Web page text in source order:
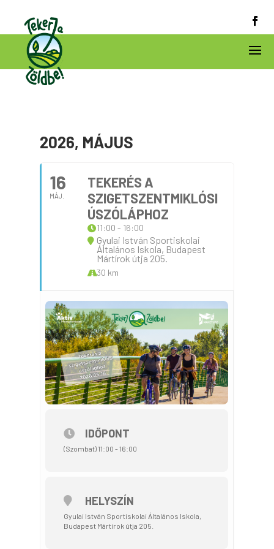
2026, MÁJUS
16
MÁJ.
TEKERÉS A
SZIGETSZENTMIKLÓSI
ÚSZÓLÁPHOZ
11:00 - 16:00
Gyulai István Sportiskolai
Általános Iskola, Budapest
Mártírok útja 205.
30 km
IDŐPONT
(Szombat) 11:00 - 16:00
HELYSZÍN
Gyulai István Sportiskolai Általános Iskola,
Budapest Mártírok útja 205.